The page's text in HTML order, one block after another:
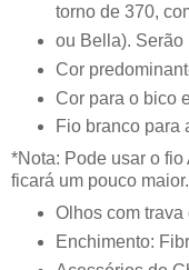
torno de 370,
ou Bella). Serão
Cor
Cor para o bico
Fio branco para
*Nota: Pode usar o
ficará um pouco maior.
Olhos com
Enchimento: